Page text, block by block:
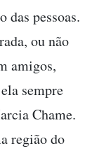
das pessoas.
ou não
amigos,
sempre
Chame.
região do